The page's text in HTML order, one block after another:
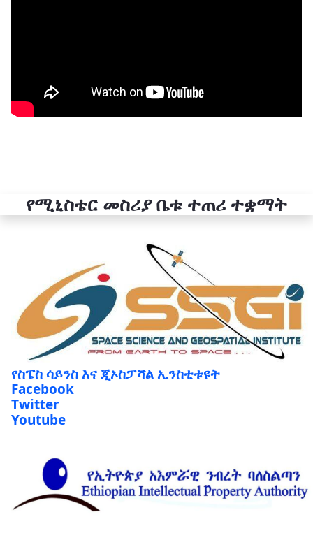
የሚኒስቴር መስሪያ ቤቱ ተጠሪ ተቋማት
የስፔስ ሳይንስ እና ጂኦስፓሻል ኢንስቲቱዩት
Facebook
Twitter
Youtube